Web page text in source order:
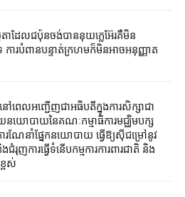
ាដែលជប៉ុនចង់បាននុយក្លេអ៊ែរគឺមិន
ារបំពានបន្ទាត់ក្រហមក៏មិនអាចអនុញ្ញាត
ពេលអញ្ជើញជាអធិបតីក្នុងការសិក្សាជា
យោបាយនៃគណៈកម្មាធិការមជ្ឈិមបក្ស
រណែនាំ​ផ្នែក​នយោបាយ ធ្វើឱ្យស៊ីជម្រៅនូវ​
រុញការធ្វើទំនើបកម្មការការពារ​ជាតិ និង​
ពស់